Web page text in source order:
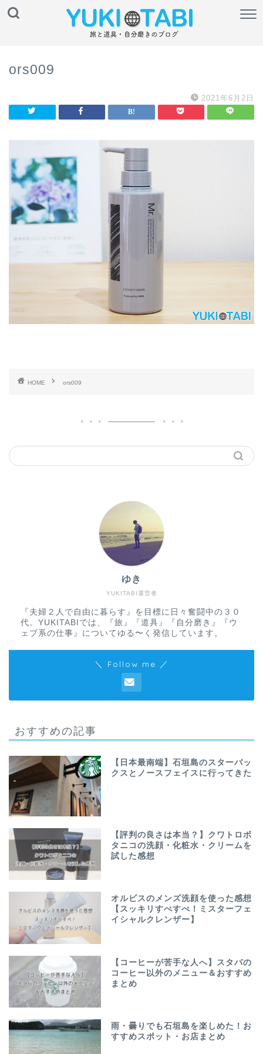
ors009
2021年6月2日
HOME ors009
YUKITABI運営者
ゆき
『夫婦２人で自由に暮らす』を目標に日々奮闘中の３０
代。YUKITABIでは、『旅』『道具』『自分磨き』『ウ
ェブ系の仕事』についてゆる〜く発信しています。
＼ Follow me ／
おすすめの記事
【日本最南端】石垣島のスターバッ
クスとノースフェイスに行ってきた
【評判の良さは本当？】クワトロボ
タニコの洗顔・化粧水・クリームを
試した感想
オルビスのメンズ洗顔を使った感想
【スッキリすべすべ！ミスターフェ
イシャルクレンザー】
【コーヒーが苦手な人へ】スタバの
コーヒー以外のメニュー＆おすすめ
まとめ
雨・曇りでも石垣島を楽しめた！お
すすめスポット・お店まとめ